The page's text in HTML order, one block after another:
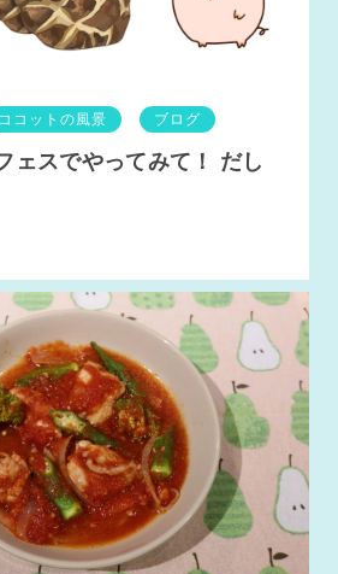
ココットの風景 ブログ
ェスでやってみて！ だし